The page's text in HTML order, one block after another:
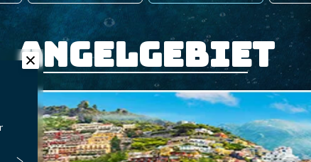
Angelgebiet